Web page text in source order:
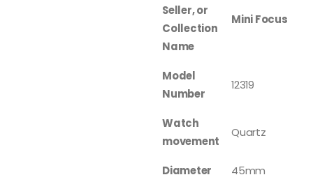
Seller, or
Collection
Name
Mini Focus
Model
Number
12319
Watch
movement
Quartz
Diameter
45mm